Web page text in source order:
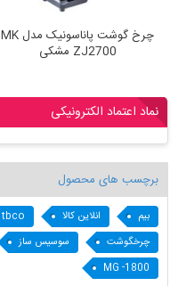
چرخ گوشت پاناسونیک مدل MK
ZJ2700 مشکی
نماد اعتماد الکترونیکی
برچسب های محصول
بیم انلاین کالا tbco
چرخگوشت
سوسیس ساز
MG -1800